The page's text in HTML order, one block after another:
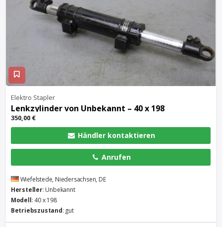
Elektro Stapler
Lenkzylinder von Unbekannt – 40 x 198
350,00 €
Händler kontaktieren
Anrufen
Wiefelstede, Niedersachsen, DE
Hersteller: Unbekannt
Modell: 40 x 198
Betriebszustand: gut